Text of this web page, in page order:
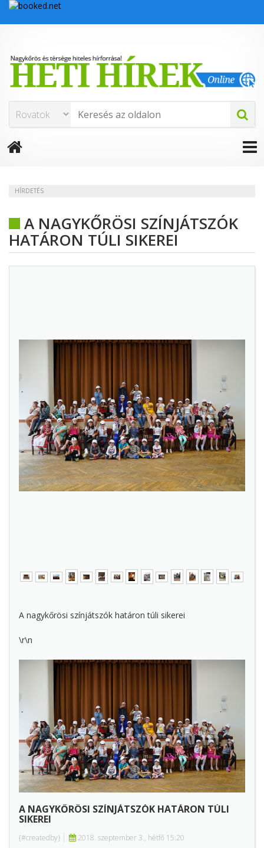
HÍRDETÉS
A NAGYKŐRÖSI SZÍNJÁTSZÓK
HATÁRON TÚLI SIKEREI
A nagykőrösi színjátszók határon túli sikerei
\r\n
A NAGYKŐRÖSI SZÍNJÁTSZÓK HATÁRON TÚLI
SIKEREI
{#createdby} 2018. szeptember 3., hétfő 15:20